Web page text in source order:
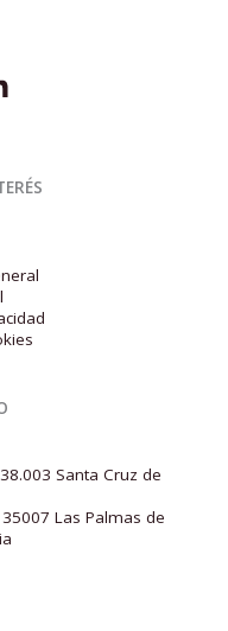
Santa Cruz de
Las Palmas de